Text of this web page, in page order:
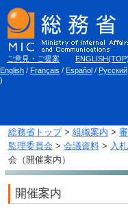
ご意見・ご提案 ENGLISH(TOP)
English / Français / Español / Русский
)
総務省トップ> 組織案内 >
監理委員会 > 会議資料> 入
会（開催案内）
開催案内